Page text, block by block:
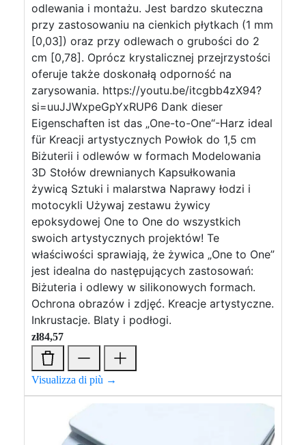
odlewania i montażu. Jest bardzo skuteczna
przy zastosowaniu na cienkich płytkach (1 mm
[0,03]) oraz przy odlewach o grubości do 2
cm [0,78]. Oprócz krystalicznej przejrzystości
oferuje także doskonałą odporność na
zarysowania. https://youtu.be/itcgbb4zX94?
si=uuJJWxpeGpYxRUP6 Dank dieser
Eigenschaften ist das „One-to-One“-Harz ideal
für Kreacji artystycznych Powłok do 1,5 cm
Biżuterii i odlewów w formach Modelowania
3D Stołów drewnianych Kapsułkowania
żywicą Sztuki i malarstwa Naprawy łodzi i
motocykli Używaj zestawu żywicy
epoksydowej One to One do wszystkich
swoich artystycznych projektów! Te
właściwości sprawiają, że żywica „One to One”
jest idealna do następujących zastosowań:
Biżuteria i odlewy w silikonowych formach.
Ochrona obrazów i zdjęć. Kreacje artystyczne.
Inkrustacje. Blaty i podłogi.
zł84,57
Visualizza di più →